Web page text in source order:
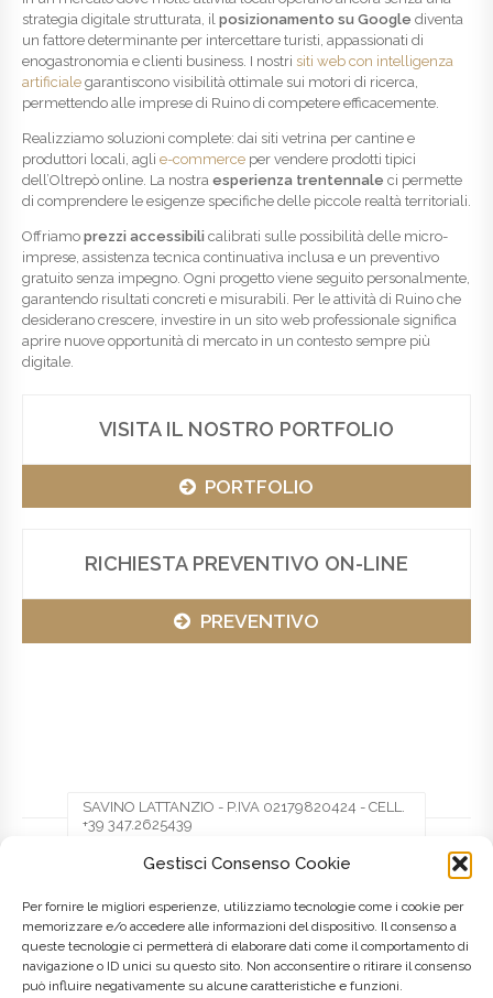
Gestisci Consenso Cookie
Per fornire le migliori esperienze, utilizziamo tecnologie come i cookie per
memorizzare e/o accedere alle informazioni del dispositivo. Il consenso a
queste tecnologie ci permetterà di elaborare dati come il comportamento di
navigazione o ID unici su questo sito. Non acconsentire o ritirare il consenso
può influire negativamente su alcune caratteristiche e funzioni.
strategia digitale strutturata, il posizionamento su Google diventa
un fattore determinante per intercettare turisti, appassionati di
enogastronomia e clienti business. I nostri siti web con intelligenza
artificiale garantiscono visibilità ottimale sui motori di ricerca,
permettendo alle imprese di Ruino di competere efficacemente.
Realizziamo soluzioni complete: dai siti vetrina per cantine e
produttori locali, agli e-commerce per vendere prodotti tipici
dell’Oltrepò online. La nostra esperienza trentennale ci permette
di comprendere le esigenze specifiche delle piccole realtà territoriali.
Offriamo prezzi accessibili calibrati sulle possibilità delle micro-
imprese, assistenza tecnica continuativa inclusa e un preventivo
gratuito senza impegno. Ogni progetto viene seguito personalmente,
garantendo risultati concreti e misurabili. Per le attività di Ruino che
desiderano crescere, investire in un sito web professionale significa
aprire nuove opportunità di mercato in un contesto sempre più
digitale.
VISITA IL NOSTRO PORTFOLIO
PORTFOLIO
RICHIESTA PREVENTIVO ON-LINE
PREVENTIVO
SAVINO LATTANZIO - P.IVA 02179820424 - CELL.
+39 347.2625439
Facebook Twitter Pinterest
LinkedIn